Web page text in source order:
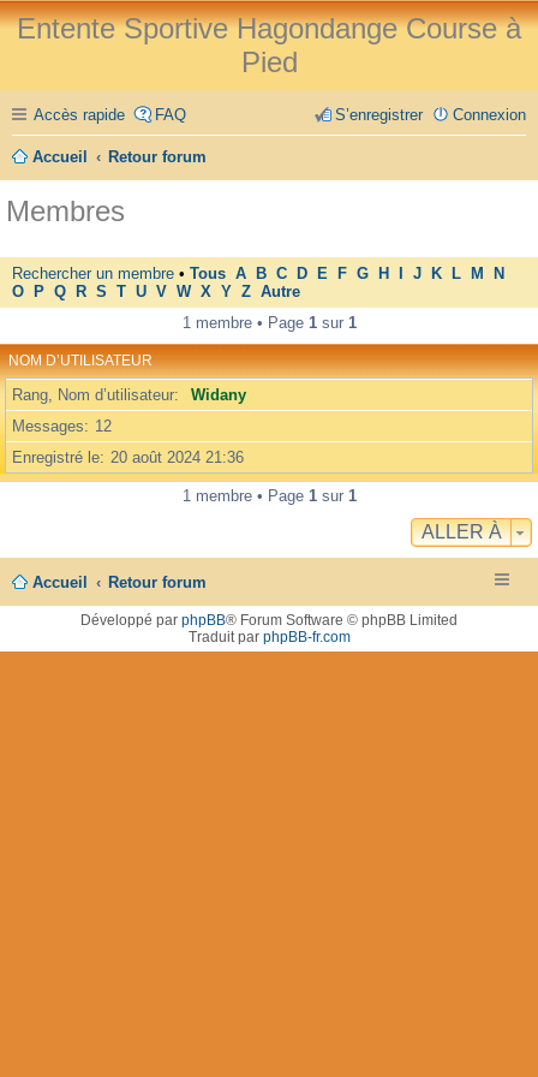
Entente Sportive Hagondange Course à
Pied
Accès rapide FAQ Connexion
S’enregistrer
Accueil Retour forum
Membres
Rechercher un membre • Tous A B C D E F G H J K L M
N
O
P Q R S T U V W X Y Z Autre
1 membre • Page 1sur 1
NOM D’UTILISATEUR
Rang, Nom d’utilisateur
Widany
Messages
12
Enregistré le 20 août 2024 21:36
1 membre • Page 1sur 1
ALLER À
Accueil Retour forum
Développé par phpBB® Forum Software © phpBB Limited
Traduit par phpBB-fr.com